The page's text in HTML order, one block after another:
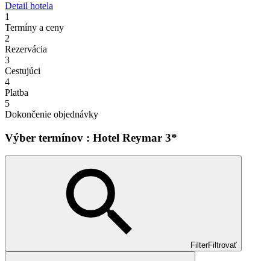
Detail hotela
1
Termíny a ceny
2
Rezervácia
3
Cestujúci
4
Platba
5
Dokončenie objednávky
Výber termínov : Hotel Reymar 3*
FilterFiltrovať